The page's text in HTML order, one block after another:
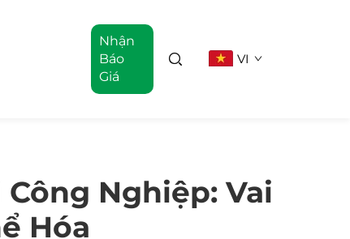
Nhận
Báo
Giá
VI
Nghiệp: Vai
Hóa